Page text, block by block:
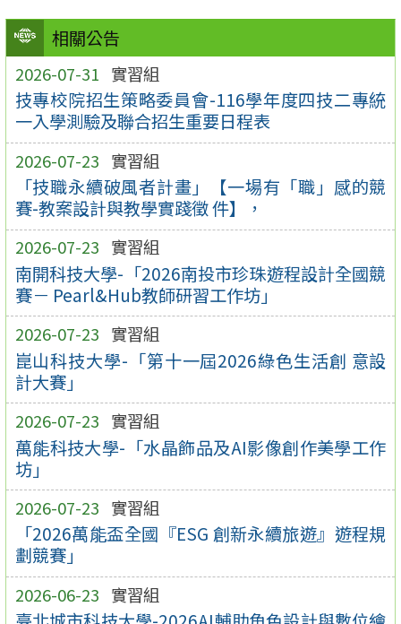
相關公告
2026-07-31 實習組
技專校院招生策略委員會-116學年度四技二專統
一入學測驗及聯合招生重要日程表
2026-07-23 實習組
「技職永續破風者計畫」【一場有「職」感的競
賽-教案設計與教學實踐徵 件】，
2026-07-23 實習組
南開科技大學-「2026南投市珍珠遊程設計全國競
賽－ Pearl&Hub教師研習工作坊」
2026-07-23 實習組
崑山科技大學-「第十一屆2026綠色生活創 意設
計大賽」
2026-07-23 實習組
萬能科技大學-「水晶飾品及AI影像創作美學工作
坊」
2026-07-23 實習組
「2026萬能盃全國『ESG 創新永續旅遊』遊程規
劃競賽」
2026-06-23 實習組